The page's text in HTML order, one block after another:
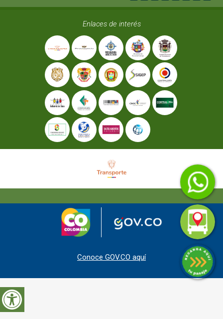
Enlaces de interés
Conoce GOV.CO aquí